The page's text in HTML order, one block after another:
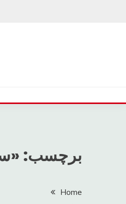
برچسب:
Home